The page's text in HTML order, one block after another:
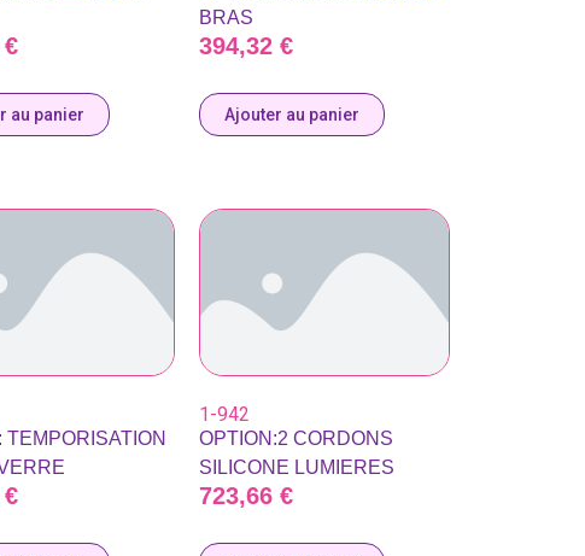
€
au panier
BRAS
394,32 €
Ajouter au panier
TEMPORISATION
€
1-942
OPTION:2 CORDONS
SILICONE LUMIERES
723,66 €